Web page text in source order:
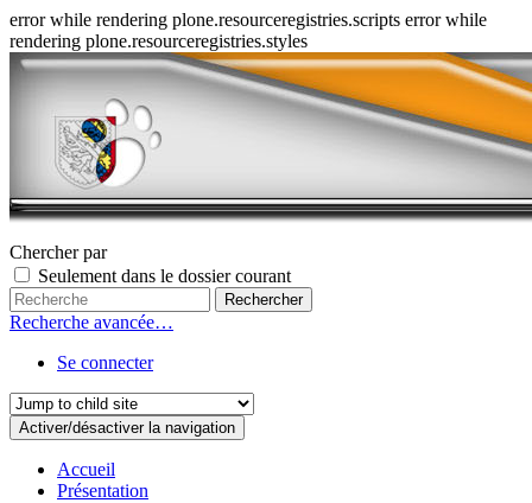
error while rendering plone.resourceregistries.scripts error while
rendering plone.resourceregistries.styles
Chercher par
Seulement dans le dossier courant
Recherche avancée…
Se connecter
Activer/désactiver la navigation
Accueil
Présentation